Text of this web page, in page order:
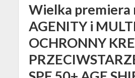
Wielka premiera
AGENITY i
OCHRONNY